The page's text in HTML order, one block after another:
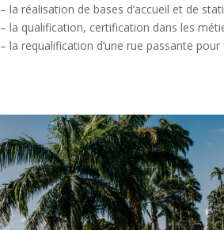
– la réalisation de bases d’accueil et de
– la qualification, certification dans les
– la requalification d’une rue passante